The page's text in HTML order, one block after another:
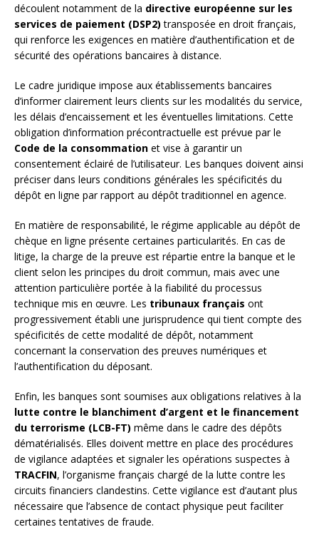
découlent notamment de la directive européenne sur les
services de paiement (DSP2) transposée en droit français,
qui renforce les exigences en matière d’authentification et de
sécurité des opérations bancaires à distance.
Le cadre juridique impose aux établissements bancaires
d’informer clairement leurs clients sur les modalités du service,
les délais d’encaissement et les éventuelles limitations. Cette
obligation d’information précontractuelle est prévue par le
Code de la consommation et vise à garantir un
consentement éclairé de l’utilisateur. Les banques doivent ainsi
préciser dans leurs conditions générales les spécificités du
dépôt en ligne par rapport au dépôt traditionnel en agence.
En matière de responsabilité, le régime applicable au dépôt de
chèque en ligne présente certaines particularités. En cas de
litige, la charge de la preuve est répartie entre la banque et le
client selon les principes du droit commun, mais avec une
attention particulière portée à la fiabilité du processus
technique mis en œuvre. Les tribunaux français ont
progressivement établi une jurisprudence qui tient compte des
spécificités de cette modalité de dépôt, notamment
concernant la conservation des preuves numériques et
l’authentification du déposant.
Enfin, les banques sont soumises aux obligations relatives à la
lutte contre le blanchiment d’argent et le financement
du terrorisme (LCB-FT) même dans le cadre des dépôts
dématérialisés. Elles doivent mettre en place des procédures
de vigilance adaptées et signaler les opérations suspectes à
TRACFIN, l’organisme français chargé de la lutte contre les
circuits financiers clandestins. Cette vigilance est d’autant plus
nécessaire que l’absence de contact physique peut faciliter
certaines tentatives de fraude.